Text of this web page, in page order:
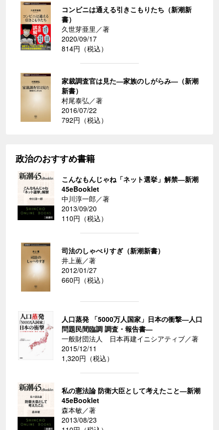
コンビニは通える引きこもりたち（新潮新
書）
久世芽亜里／著
2020/09/17
814円（税込）
家裁調査官は見た―家族のしがらみ―（新潮
新書）
村尾泰弘／著
2016/07/22
792円（税込）
政治のおすすめ書籍
こんなもんじゃね「ネット選挙」解禁―新潮
45eBooklet
中川淳一郎／著
2013/09/20
110円（税込）
司法のしゃべりすぎ（新潮新書）
井上薫／著
2012/01/27
660円（税込）
人口蒸発 「5000万人国家」日本の衝撃―人口
問題民間臨調 調査・報告書―
一般財団法人 日本再建イニシアティブ／著
2015/12/11
1,320円（税込）
私の憲法論 防衛大臣として考えたこと―新潮
45eBooklet
森本敏／著
2013/08/23